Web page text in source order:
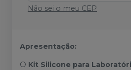
Não sei o meu CEP
Apresentação:
O Kit Silicone para